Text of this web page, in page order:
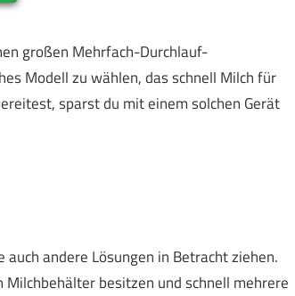
großen Mehrfach-Durchlauf-
Modell zu wählen, das schnell Milch für
sparst du mit einem solchen Gerät
andere Lösungen in Betracht ziehen.
besitzen und schnell mehrere